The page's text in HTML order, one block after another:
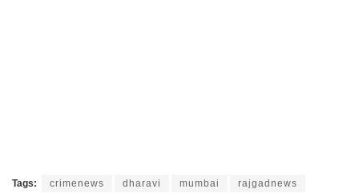
Tags: crimenews dharavi mumbai rajgadnews